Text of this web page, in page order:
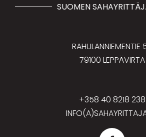
SUOMEN
RAHULANNIEMENTIE
79100 LEPPÄVIRTA
+358 40 8218 238